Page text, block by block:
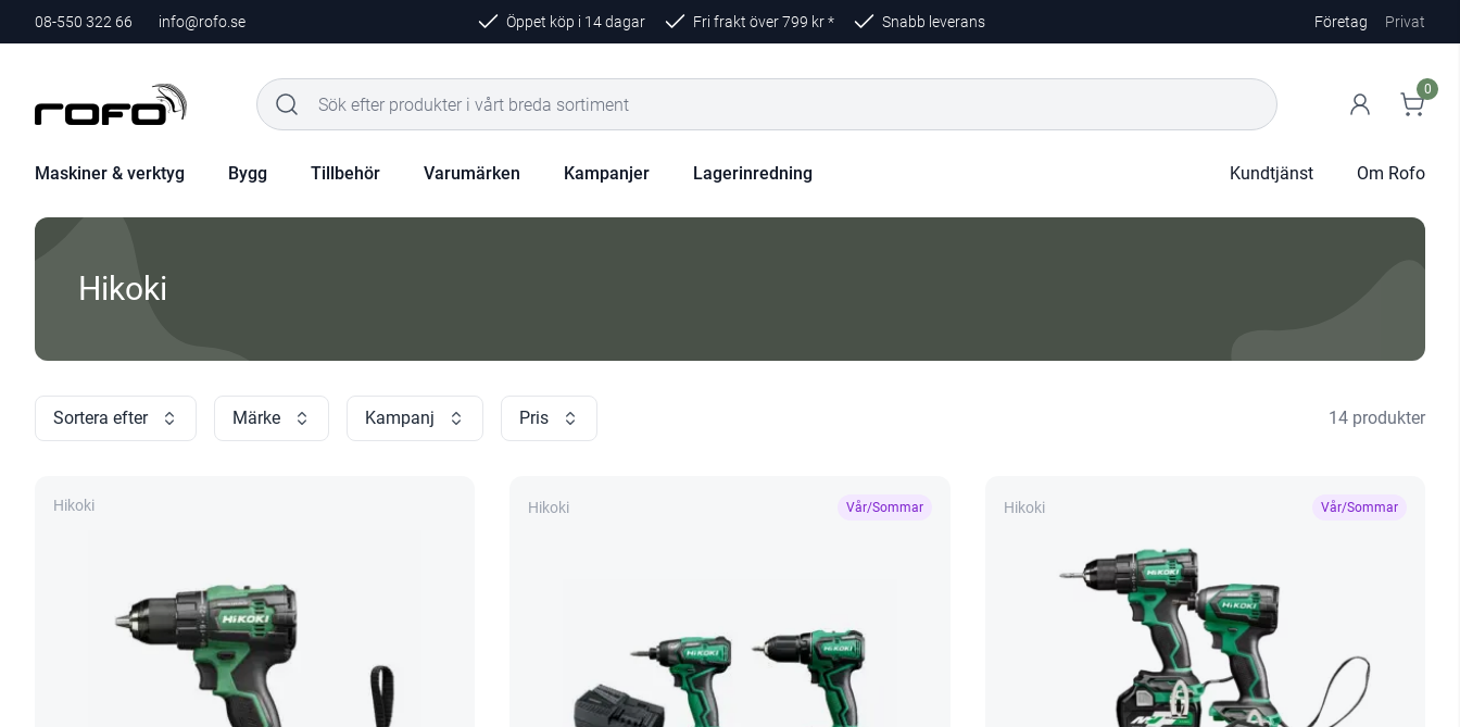
08-550 322 66 info@rofo.se Öppet köp i 14 dagar Fri frakt över799 kr * Snabb leverans Företag Privat
0
Maskiner & verktyg Bygg Tillbehör Varumärken Kampanjer Lagerinredning Kundtjänst Om Rofo
Hikoki
Sortera efter Märke Kampanj Pris 14 produkter
Hikoki Hikoki Vår/Sommar Hikoki Vår/Sommar